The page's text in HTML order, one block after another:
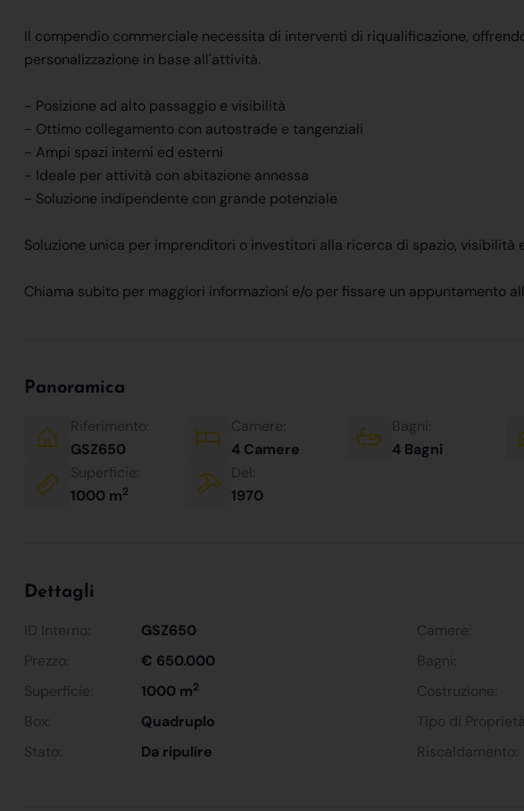
Il compendio commerciale necessita di interventi di riqualificazione,
personalizzazione in base all'attività.
- Posizione ad alto passaggio e visibilità
- Ottimo collegamento con autostrade e tangenziali
- Ampi spazi interni ed esterni
- Ideale per attività con abitazione annessa
- Soluzione indipendente con grande potenziale
Soluzione unica per imprenditori o investitori alla ricerca di spazio, visibilità
Chiama subito per maggiori informazioni e/o per fissare un appuntamento
Panoramica
Riferimento:
GSZ650
Camere:
4 Camere
Bagni:
4 Bagni
Superficie:
1000 m2
Del:
1970
Dettagli
ID Interno: GSZ650 Camere:
Prezzo:
€ 650.000 Bagni:
Superficie:
1000 m2 Costruzione:
Box:
Quadruplo Tipo di
Stato:
Da ripulire Riscaldamento: